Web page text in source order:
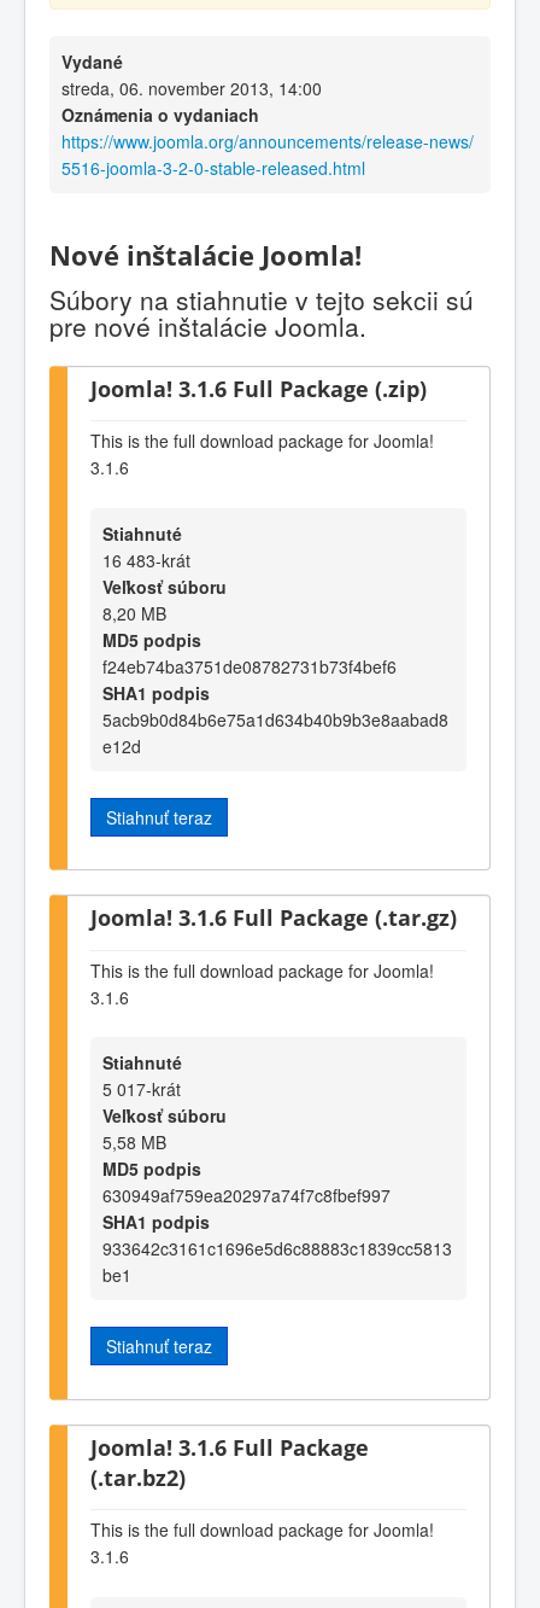
Vydané
streda, 06. november 2013, 14:00
Oznámenia o vydaniach
https://www.joomla.org/announcements/release-news/
5516-joomla-3-2-0-stable-released.html
Nové inštalácie Joomla!
Súbory na stiahnutie v tejto sekcii sú
pre nové inštalácie Joomla.
Joomla! 3.1.6 Full Package (.zip)
This is the full download package for Joomla!
3.1.6
Stiahnuté
16 483-krát
Veľkosť súboru
8,20 MB
MD5 podpis
f24eb74ba3751de08782731b73f4bef6
SHA1 podpis
5acb9b0d84b6e75a1d634b40b9b3e8aabad8
e12d
Stiahnuť teraz
Joomla! 3.1.6 Full Package (.tar.gz)
This is the full download package for Joomla!
3.1.6
Stiahnuté
5 017-krát
Veľkosť súboru
5,58 MB
MD5 podpis
630949af759ea20297a74f7c8fbef997
SHA1 podpis
933642c3161c1696e5d6c88883c1839cc5813
be1
Stiahnuť teraz
Joomla! 3.1.6 Full Package
(.tar.bz2)
This is the full download package for Joomla!
3.1.6